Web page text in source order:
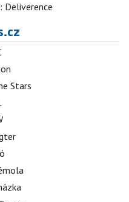
Deliverence
Stars